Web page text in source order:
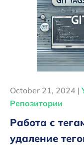
October 21, 2024 |
Репозитории
Работа с
удаление